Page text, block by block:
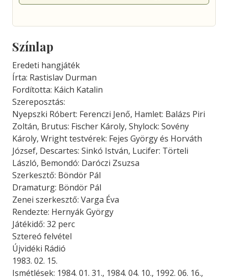
Színlap
Eredeti hangjáték
Írta: Rastislav Durman
Fordította: Káich Katalin
Szereposztás:
Nyepszki Róbert: Ferenczi Jenő, Hamlet: Balázs Piri
Zoltán, Brutus: Fischer Károly, Shylock: Sovény
Károly, Wright testvérek: Fejes György és Horváth
József, Descartes: Sinkó István, Lucifer: Törteli
László, Bemondó: Daróczi Zsuzsa
Szerkesztő: Böndör Pál
Dramaturg: Böndör Pál
Zenei szerkesztő: Varga Éva
Rendezte: Hernyák György
Játékidő: 32 perc
Sztereó felvétel
Újvidéki Rádió
1983. 02. 15.
Ismétlések: 1984. 01. 31., 1984. 04. 10., 1992. 06. 16.,